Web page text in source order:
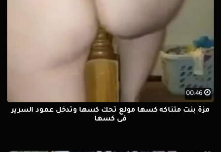
00:46
مزة بنت متناكه كسها مولع تحك كسها وتدخل عمود السرير
فى كسها